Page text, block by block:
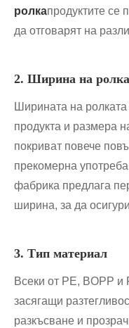
ролкапродуктите се
да отговарят на
2. Ширина на
Ширината на ролката
продукта и размера
покриват повече
прекомерна
фабрика предлага
ширина, за да
3. Тип материал
Всеки от PE, BOPP и
засягащи
разкъсване и